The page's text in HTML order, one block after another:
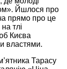
Йшлося про
прямо про це
тлі
Києва
властями.
Тарасу